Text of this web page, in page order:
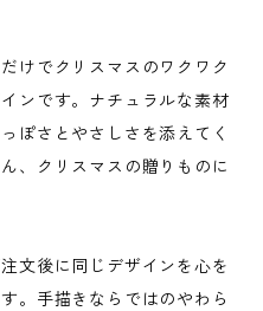
けでクリスマスのワクワク
ンです。ナチュラルな素材
ぽさとやさしさを添えてく
、クリスマスの贈りものに
文後に同じデザインを心を
。手描きならではのやわら